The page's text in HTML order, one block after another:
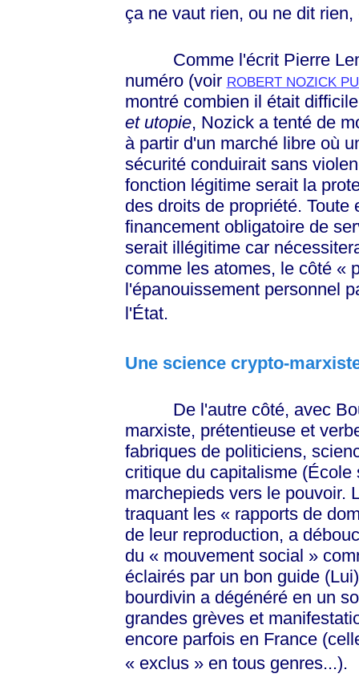
ça ne vaut rien, ou ne dit
Comme l'écrit Pierre
numéro (voir ROBERT NOZICK
montré combien il était
et utopie, Nozick a tenté de
à partir d'un marché libre où
sécurité conduirait sans
fonction légitime serait la
des droits de propriété.
financement obligatoire de
serait illégitime car
comme les atomes, le côté «
l'épanouissement personnel
l'État.
Une science crypto-
De l'autre côté, avec
marxiste, prétentieuse et
fabriques de politiciens,
critique du capitalisme
marchepieds vers le pouvoir.
traquant les « rapportsde
de leur reproduction, a
du « mouvement social »
éclairés par un bon guide
bourdivin a dégénéré en un
grandes grèves et
encore parfois en France
« exclus »en tous genres...).